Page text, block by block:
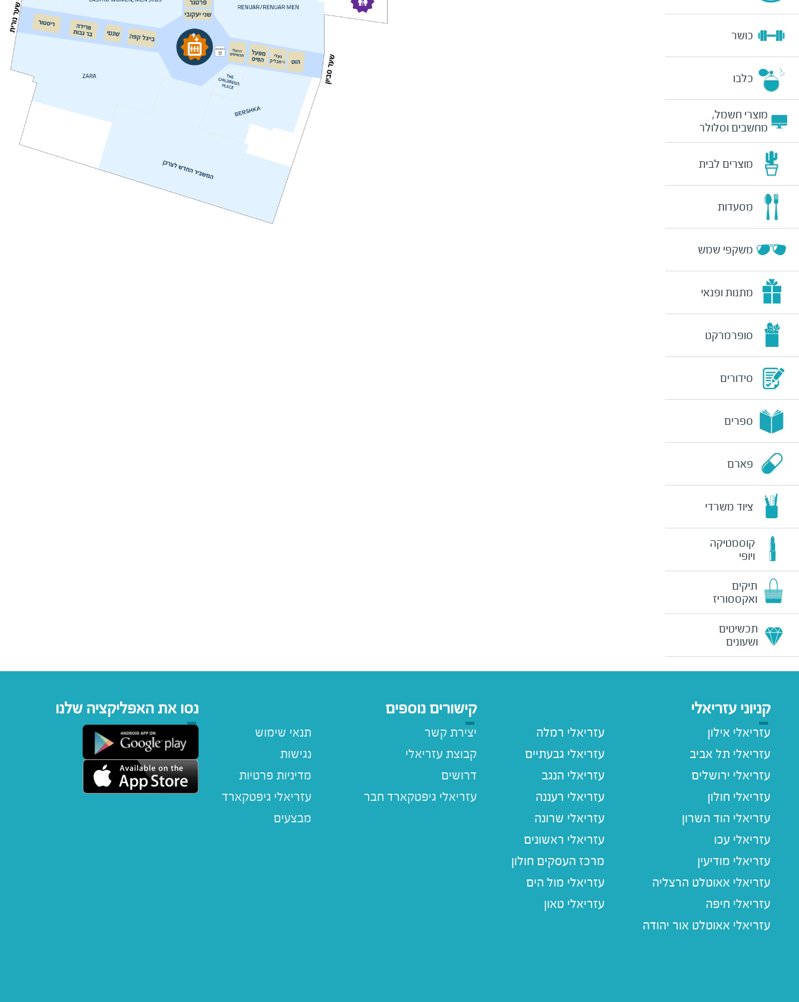
כושר
כלבו
מוצרי חשמל,
מחשבים וסלולר
מוצרים לבית
מסעדות
משקפי שמש
מתנות ופנאי
סופרמרקט
סידורים
ספרים
פארם
ציוד משרדי
קוסמטיקה
ויופי
תיקים
ואקססוריז
תכשיטים
ושעונים
קניוני עזריאלי
עזריאלי אילון
עזריאלי תל אביב
עזריאלי ירושלים
עזריאלי חולון
עזריאלי הוד השרון
עזריאלי עכו
עזריאלי מודיעין
עזריאלי אאוטלט הרצליה
עזריאלי חיפה
עזריאלי אאוטלט אור יהודה
עזריאלי רמלה
עזריאלי גבעתיים
עזריאלי הנגב
עזריאלי רעננה
עזריאלי שרונה
עזריאלי ראשונים
מרכז העסקים חולון
עזריאלי מול הים
עזריאלי טאון
קישורים נוספים
תנאי שימוש
נגישות
מדיניות פרטיות
עזריאלי גיפטקארד
מבצעים
יצירת קשר
קבוצת עזריאלי
דרושים
נסו את האפליקציה שלנו